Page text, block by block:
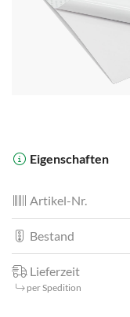
Eigenschaften
Artikel-Nr.
Bestand
Lieferzeit
per Spedition